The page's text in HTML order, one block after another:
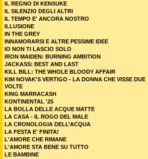
IL REGNO DI KENSUKE
IL SILENZIO DEGLI ALTRI
IL TEMPO E' ANCORA NOSTRO
ILLUSIONE
IN THE GREY
INNAMORARSI E ALTRE PESSIME IDEE
IO NON TI LASCIO SOLO
IRON MAIDEN: BURNING AMBITION
JACKASS: BEST AND LAST
KILL BILL: THE WHOLE BLOODY AFFAIR
KIM NOVAK'S VERTIGO - LA DONNA CHE VISSE DUE
VOLTE
KING MARRACASH
KONTINENTAL '25
LA BOLLA DELLE ACQUE MATTE
LA CASA - IL ROGO DEL MALE
LA CRONOLOGIA DELL’ACQUA
LA FESTA E' FINITA!
L'AMORE CHE RIMANE
L'AMORE STA BENE SU TUTTO
LE BAMBINE